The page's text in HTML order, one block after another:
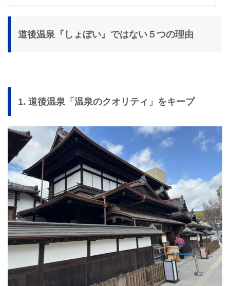
道後温泉『しょぼい』ではない５つの理由
1. 道後温泉「温泉のクオリティ」をキープ